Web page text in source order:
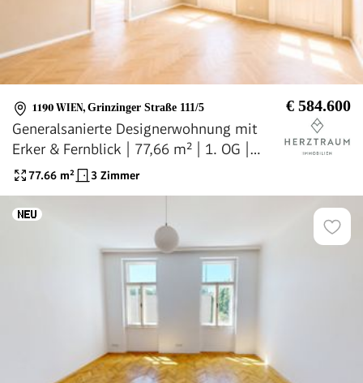
1190 WIEN, Grinzinger Straße 111/5 € 584.600
Generalsanierte Designerwohnung mit
Erker & Fernblick | 77,66 m² | 1. OG |
1190 Döbling |
77.66 m² 3 Zimmer